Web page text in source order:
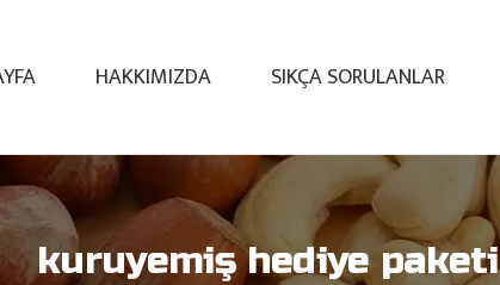
HAKKIMIZDA SIKÇA SORULANLAR
kuruyemiş hediye paketi